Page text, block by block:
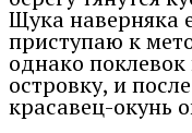
Щука наверняка
приступаю к
однако
островку, и
красавец-окунь